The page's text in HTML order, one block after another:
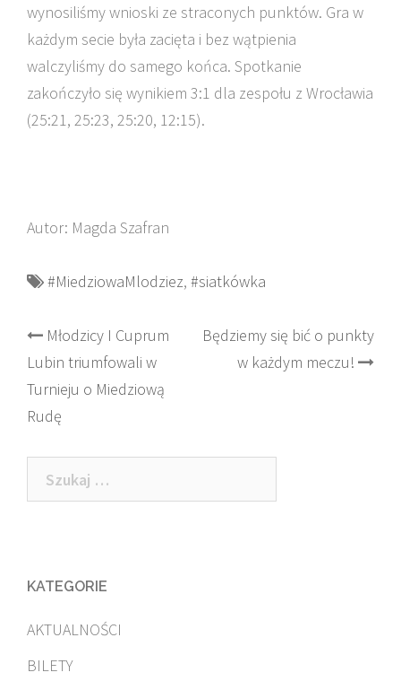
wynosiliśmy wnioski ze straconych punktów. Gra w
każdym secie była zacięta i bez wątpienia
walczyliśmy do samego końca. Spotkanie
zakończyło się wynikiem 3:1 dla zespołu z Wrocławia
(25:21, 25:23, 25:20, 12:15).
Autor: Magda Szafran
#MiedziowaMlodziez, #siatkówka
Post
navigation
Młodzicy I Cuprum
Lubin triumfowali w
Turnieju o Miedziową
Rudę
Będziemy się bić o punkty
w każdym meczu!
Szukaj:
KATEGORIE
AKTUALNOŚCI
BILETY